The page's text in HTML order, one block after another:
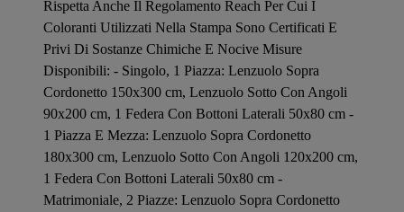
Rispetta Anche Il Regolamento Reach Per Cui I
Coloranti Utilizzati Nella Stampa Sono Certificati E
Privi Di Sostanze Chimiche E Nocive Misure
Disponibili: - Singolo, 1 Piazza: Lenzuolo Sopra
Cordonetto 150x300 cm, Lenzuolo Sotto Con Angoli
90x200 cm, 1 Federa Con Bottoni Laterali 50x80 cm -
1 Piazza E Mezza: Lenzuolo Sopra Cordonetto
180x300 cm, Lenzuolo Sotto Con Angoli 120x200 cm,
1 Federa Con Bottoni Laterali 50x80 cm -
Matrimoniale, 2 Piazze: Lenzuolo Sopra Cordonetto